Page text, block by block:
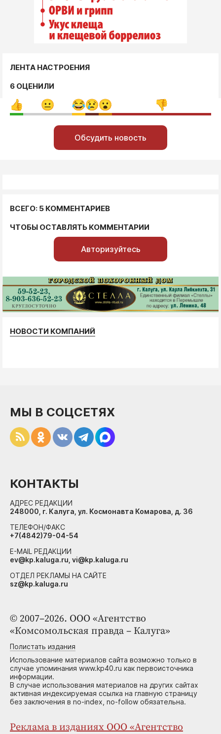
ЛЕНТА НАСТРОЕНИЯ
6 ОЦЕНИЛИ
Обсудить новость
ВСЕГО: 5 КОММЕНТАРИЕВ
ЧТОБЫ ОСТАВЛЯТЬ КОММЕНТАРИИ
Авторизуйтесь
НОВОСТИ КОМПАНИЙ
© 2007–2026. ООО «Агентство
«Комсомольская правда – Калуга»
Полистать издания
Использование материалов сайта возможно только в
случае упоминания www.kp40.ru как первоисточника
информации.
В случае использования материалов на других сайтах
активная индексируемая ссылка на главную страницу
без заключения в no-index, no-follow обязательна.
Реклама в изданиях ООО «Агентство
МЫ В СОЦСЕТЯХ
КОНТАКТЫ
АДРЕС РЕДАКЦИИ
248000, г. Калуга, ул. Космонавта Комарова, д. 36
ТЕЛЕФОН/ФАКС
+7(4842)79-04-54
E-MAIL РЕДАКЦИИ
ev@kp.kaluga.ru, vi@kp.kaluga.ru
ОТДЕЛ РЕКЛАМЫ НА САЙТЕ
sz@kp.kaluga.ru